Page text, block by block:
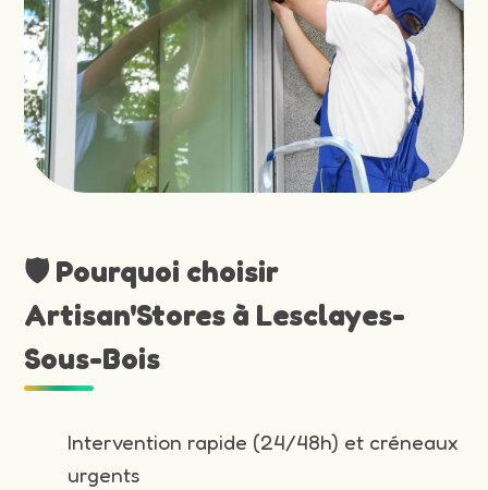
🛡️ Pourquoi choisir
Artisan'Stores à Lesclayes-
Sous-Bois
Intervention rapide (24/48h) et créneaux
urgents